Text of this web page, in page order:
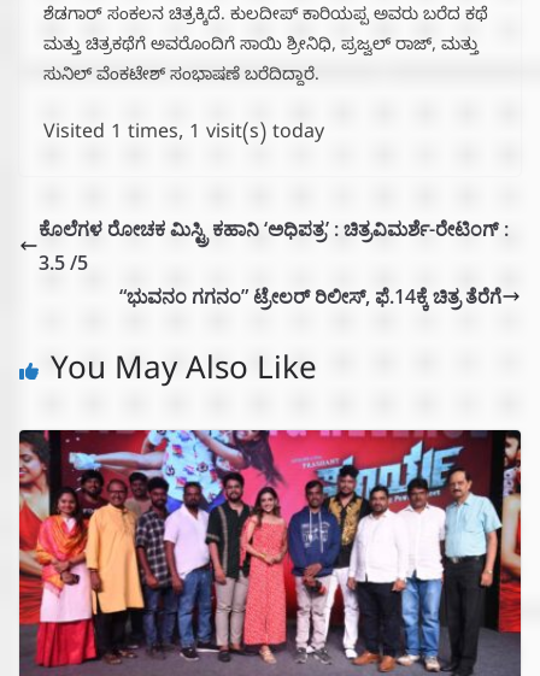
ಶೆಡಗಾರ್ ಸಂಕಲನ ಚಿತ್ರಕ್ಕಿದೆ. ಕುಲದೀಪ್ ಕಾರಿಯಪ್ಪ ಅವರು ಬರೆದ ಕಥೆ
ಮತ್ತು ಚಿತ್ರಕಥೆಗೆ ಅವರೊಂದಿಗೆ ಸಾಯಿ ಶ್ರೀನಿಧಿ, ಪ್ರಜ್ವಲ್ ರಾಜ್, ಮತ್ತು
ಸುನಿಲ್ ವೆಂಕಟೇಶ್ ಸಂಭಾಷಣೆ ಬರೆದಿದ್ದಾರೆ.
Visited 1 times, 1 visit(s) today
ಕೊಲೆಗಳ ರೋಚಕ ಮಿಸ್ಟ್ರಿ ಕಹಾನಿ ‘ಅಧಿಪತ್ರ’ : ಚಿತ್ರವಿಮರ್ಶೆ-ರೇಟಿಂಗ್ :
3.5 /5
“ಭುವನಂ ಗಗನಂ” ಟ್ರೇಲರ್ ರಿಲೀಸ್, ಫೆ.14ಕ್ಕೆ ಚಿತ್ರ ತೆರೆಗೆ
You May Also Like